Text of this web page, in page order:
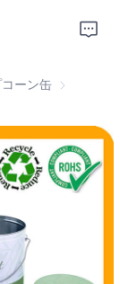
キ缶
ーン缶 ポップコー